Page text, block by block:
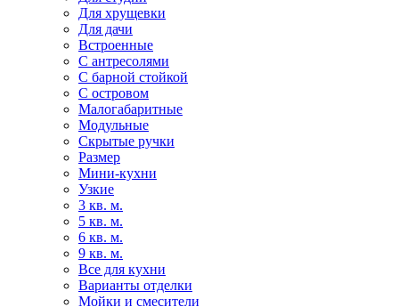
Для хрущевки
Для дачи
Встроенные
С антресолями
С барной стойкой
С островом
Малогабаритные
Модульные
Скрытые ручки
Размер
Мини-кухни
Узкие
3 кв. м.
5 кв. м.
6 кв. м.
9 кв. м.
Все для кухни
Варианты отделки
Мойки и смесители